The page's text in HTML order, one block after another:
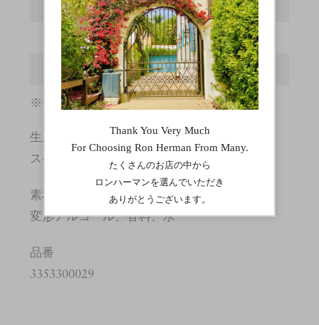
箱縦 15
箱横 10.5
箱幅 5.5
※サイズの詳しい説明はこちら。
生産国
スペイン
素材
変形アルコール、香料、水
品番
3353300029